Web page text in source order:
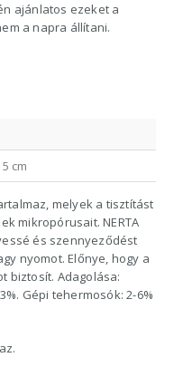
ajánlatos ezeket a
a napra állítani.
cm
melyek a tisztítást
mikropórusait. NERTA
és szennyeződést
nyomot. Előnye, hogy a
biztosít. Adagolása:
Gépi tehermosók: 2-6%